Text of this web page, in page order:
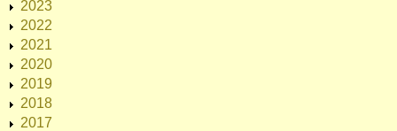
2023
2022
2021
2020
2019
2018
2017